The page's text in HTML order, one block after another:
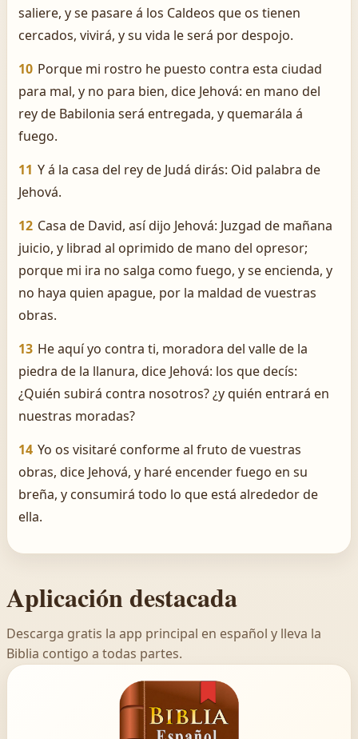
saliere, y se pasare á los Caldeos que os tienen
cercados, vivirá, y su vida le será por despojo.
10 Porque mi rostro he puesto contra esta ciudad
para mal, y no para bien, dice Jehová: en mano del
rey de Babilonia será entregada, y quemarála á
fuego.
11 Y á la casa del rey de Judá dirás: Oid palabra de
Jehová.
12 Casa de David, así dijo Jehová: Juzgad de mañana
juicio, y librad al oprimido de mano del opresor;
porque mi ira no salga como fuego, y se encienda, y
no haya quien apague, por la maldad de vuestras
obras.
13 He aquí yo contra ti, moradora del valle de la
piedra de la llanura, dice Jehová: los que decís:
¿Quién subirá contra nosotros? ¿y quién entrará en
nuestras moradas?
14 Yo os visitaré conforme al fruto de vuestras
obras, dice Jehová, y haré encender fuego en su
breña, y consumirá todo lo que está alrededor de
ella.
Aplicación destacada
Descarga gratis la app principal en español y lleva la
Biblia contigo a todas partes.